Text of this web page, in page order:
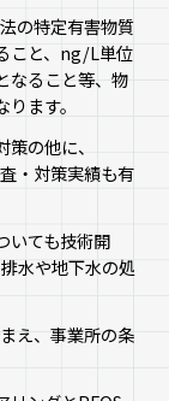
の特定有害物質
こと、ng/L単位
なること等、物
ます。
の他に、
・対策実績も有
いても技術開
水や地下水の処
え、事業所の条